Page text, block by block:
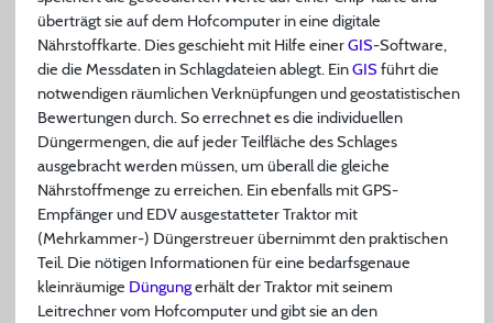
überträgt sie auf dem Hofcomputer in eine digitale
Nährstoffkarte. Dies geschieht mit Hilfe einerGIS-Software,
die die Messdaten in Schlagdateien ablegt. EinGIS führt die
notwendigen räumlichen Verknüpfungen und geostatistischen
Bewertungen durch. So errechnet es die individuellen
Düngermengen, die auf jeder Teilfläche des Schlages
ausgebracht werden müssen, um überall die gleiche
Nährstoffmenge zu erreichen. Ein ebenfalls mit GPS-
Empfänger und EDV ausgestatteter Traktor mit
(Mehrkammer-) Düngerstreuer übernimmt den praktischen
Teil. Die nötigen Informationen für eine bedarfsgenaue
kleinräumige Düngungerhält der Traktor mit seinem
Leitrechner vom Hofcomputer und gibt sie an den